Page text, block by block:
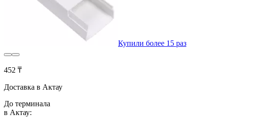
Купили более 15 раз
452 ₸
Доставка в Актау
До терминала
в Актау: